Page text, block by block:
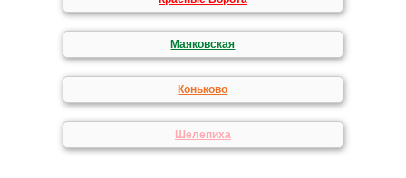
Маяковская
Коньково
Шелепиха